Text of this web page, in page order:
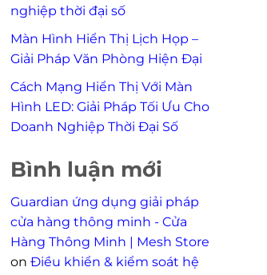
nghiệp thời đại số
Màn Hình Hiển Thị Lịch Họp –
Giải Pháp Văn Phòng Hiện Đại
Cách Mạng Hiển Thị Với Màn
Hình LED: Giải Pháp Tối Ưu Cho
Doanh Nghiệp Thời Đại Số
Bình luận mới
Guardian ứng dụng giải pháp
cửa hàng thông minh - Cửa
Hàng Thông Minh | Mesh Store
on Điều khiển & kiểm soát hệ